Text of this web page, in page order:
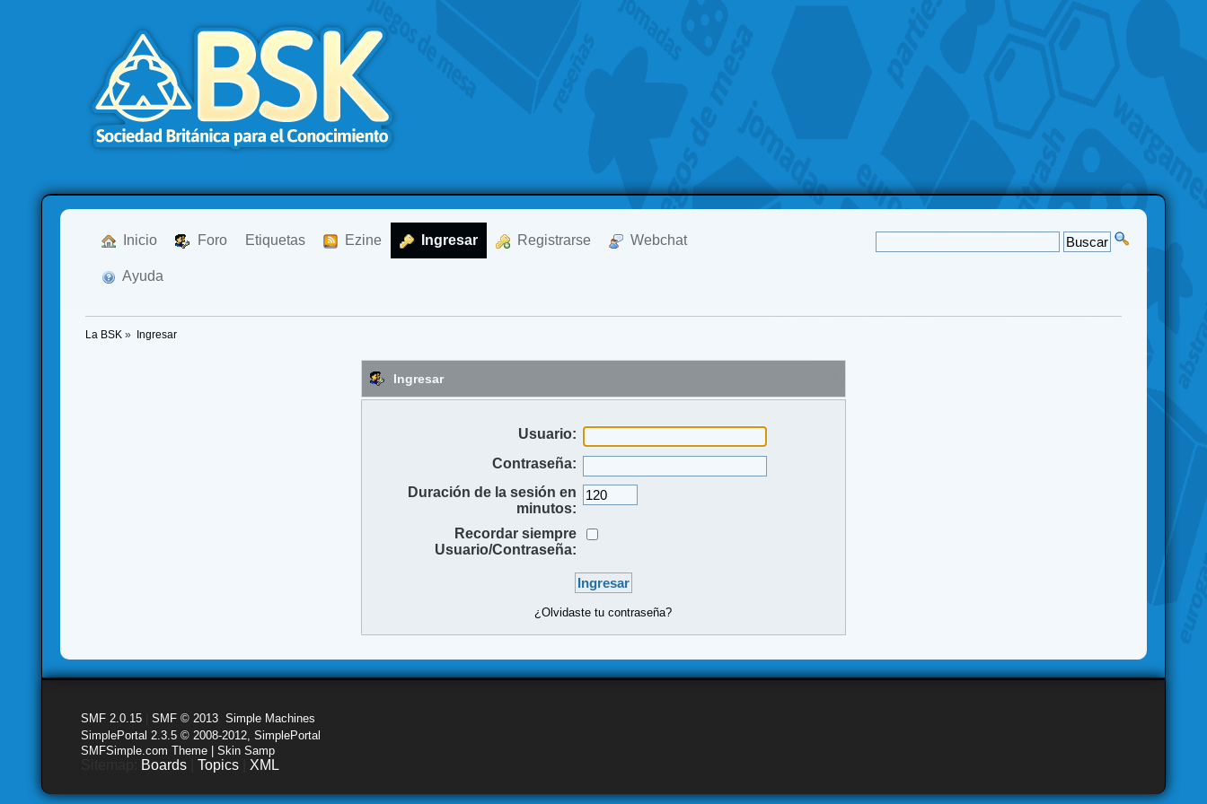
Inicio Foro Etiquetas Ezine Ingresar Registrarse Webchat
Ayuda
La BSK » Ingresar
Ingresar
Usuario:
Contraseña:
Duración de la sesión en
minutos:
Recordar siempre
Usuario/Contraseña:
¿Olvidaste tu contraseña?
SMF 2.0.15 |SMF © 2013 ,Simple Machines
SimplePortal 2.3.5 © 2008-2012, SimplePortal
SMFSimple.com Theme | Skin Samp
Boards |Topics XML